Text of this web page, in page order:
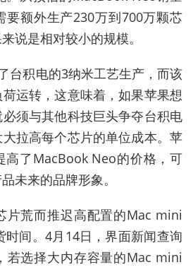
要额外生产230万到700万颗芯
说是相对较小的规模。
台积电的3纳米工艺生产，而该
运转，这意味着，如果苹果想
须与其他科技巨头争夺台积电
拉高每个芯片的单位成本。苹
高了MacBook Neo的价格，可
未来的品牌形象。
片荒而推迟高配置的Mac mini
间。 4月 14日，界面新闻查询
若选择大内存容量的Mac mini